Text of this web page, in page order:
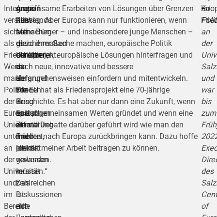
Integration
versteht
sich
als
Friedensprojekt.
Wenn
man
Politik
der
Europäischen
Union
unterrichtet,
an
der
Universität
und
im
Bereich
Angriff
Russlands
auf
die
Ukraine
ist
der
Frieden
in
Europa
einmal
mehr
prekär
geworden.
In
zahlreichen
Diskussionen
mit
muss
alle
Menschen
gleichermaßen
schützen,
die
aufgrund
von
Krieg
und
Zerstörung
ihre
Heimat
verlassen
müssen.“
Das
ist
eine
gemeinsame Erarbeiten von Lösungen über Grenzen
hinweg. Aber Europa kann nur funktionieren, wenn
seine Bürger – und insbesondere junge Menschen –
es zu ihrer Sache machen, europäische Politik
diskutieren, europäische Lösungen hinterfragen und
auch neue, innovative und bessere
Herangehensweisen einfordern und mitentwickeln.
Die EU hat als Friedensprojekt eine 70-jährige
Geschichte. Es hat aber nur dann eine Zukunft, wenn
es auf gemeinsamen Werten gründet und wenn eine
offene Debatte darüber geführt wird wie man den
Frieden nach Europa zurückbringen kann. Dazu hoffe
ich mit meiner Arbeit beitragen zu können.
ist
an
der
und
war
bis
zum
des
of
–